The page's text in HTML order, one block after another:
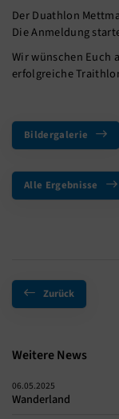
Der Duathlon
Die Anmeldung
Wir wünschen Euch
erfolgreiche
Bildergalerie
Alle Ergebnisse
Zurück
Weitere News
06.05.2025
Wanderland